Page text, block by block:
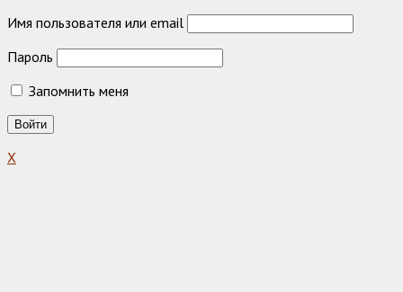
Имя пользователя или email
Пароль
Запомнить меня
X